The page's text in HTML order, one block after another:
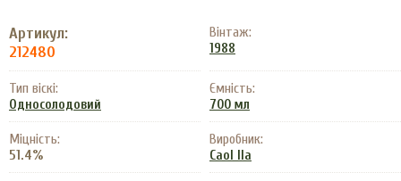
Артикул:
212480
Вінтаж:
1988
Тип віскі:
Односолодовий
Ємність:
700 мл
Міцність:
51.4%
Виробник:
Caol Ila